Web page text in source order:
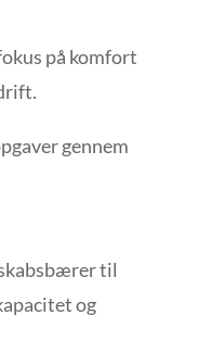
på komfort
gennem
til
og